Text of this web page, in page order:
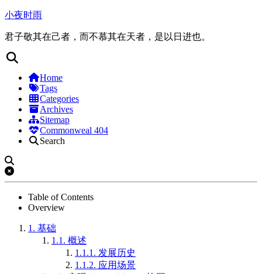
小夜时雨
君子敬其在己者，而不慕其在天者，是以日进也。
Home
Tags
Categories
Archives
Sitemap
Commonweal 404
Search
Table of Contents
Overview
1. 基础
1.1. 概述
1.1.1. 发展历史
1.1.2. 应用场景